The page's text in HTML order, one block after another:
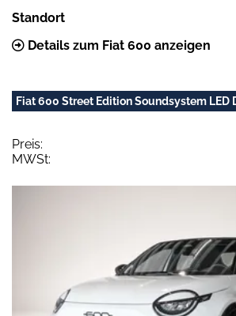
Standort
Details zum Fiat 600 anzeigen
Fiat 600 Street Edition Soundsystem LED
Preis:
MWSt: